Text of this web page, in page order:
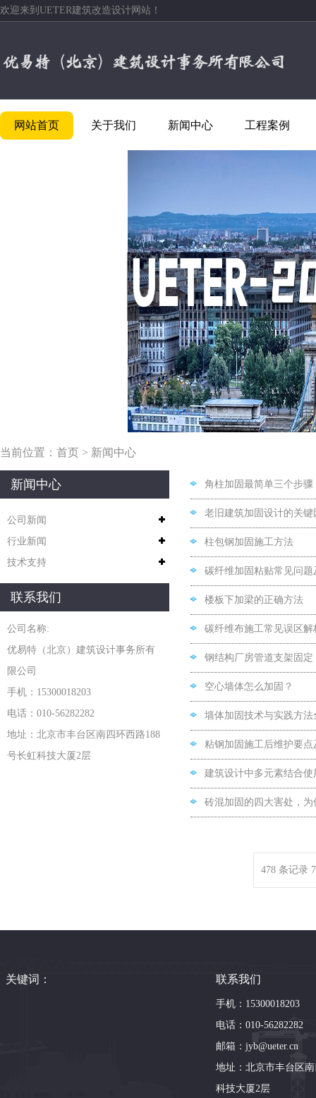
欢迎来到UETER建筑改造设计网站！
网站首页 关于我们 新闻中心 工程案例
当前位置： 首页 > 新闻中心
新闻中心
公司新闻
行业新闻
技术支持
联系我们
公司名称:
优易特（北京）建筑设计事务所有
限公司
手机：15300018203
电话：010-56282282
地址：北京市丰台区南四环西路188
号长虹科技大厦2层
角柱加固最简单三个步骤
老旧建筑加固设计的关键
柱包钢加固施工方法
碳纤维加固粘贴常见问题
楼板下加梁的正确方法
碳纤维布施工常见误区解
钢结构厂房管道支架固
空心墙体怎么加固？
墙体加固技术与实践方法
粘钢加固施工后维护要点
建筑设计中多元素结合
砖混加固的四大害处，
478 条记录
关键词： 联系我们
手机：15300018203
电话：010-56282282
邮箱：jyb@ueter.cn
地址：北京市丰台区
科技大厦2层